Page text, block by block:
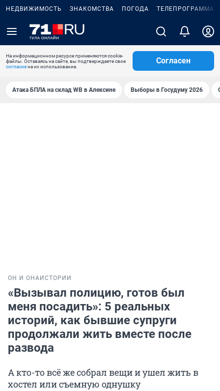
НЕДВИЖИМОСТЬ ЗНАКОМСТВА ПОГОДА ТЕЛЕПРОГРАММА
На информационном ресурсе применяются cookie-
файлы. Оставаясь на сайте, вы подтверждаете свое
согласиена их использование.
Согласен
Атака БПЛА на склад WB в Алексине Выборы в Госудуму 2026
ОН И ОНА ИСТОРИИ
«Вызывал полицию, готов был
меня посадить»: 5 реальных
историй, как бывшие супруги
продолжали жить вместе после
развода
А кто-то всё же собрал вещи и ушел жить в
хостел или съемную однушку